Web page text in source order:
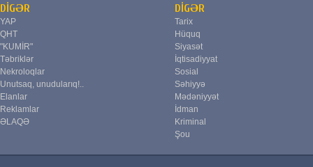
DİGƏR
YAP
QHT
"KUMİR"
Təbriklər
Nekroloqlar
Unutsaq, unudularıq!..
Elanlar
Reklamlar
ƏLAQƏ
DİGƏR
Tarix
Hüquq
Siyasət
İqtisadiyyat
Sosial
Səhiyyə
Mədəniyyət
İdman
Kriminal
Şou